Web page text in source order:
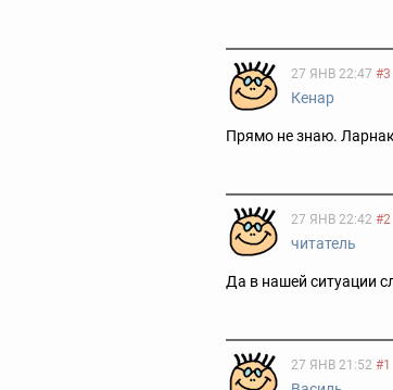
27 ЯНВ 22:47 #3
Кенар
Прямо не знаю.
27 ЯНВ 22:42 #2
читатель
Да в нашей ситуации
27 ЯНВ 21:52 #1